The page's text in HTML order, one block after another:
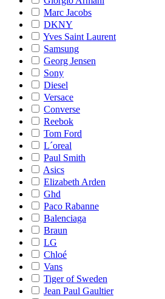
Marc Jacobs
DKNY
Yves Saint Laurent
Samsung
Georg Jensen
Sony
Diesel
Versace
Converse
Reebok
Tom Ford
L´oreal
Paul Smith
Asics
Elizabeth Arden
Ghd
Paco Rabanne
Balenciaga
Braun
LG
Chloé
Vans
Tiger of Sweden
Jean Paul Gaultier